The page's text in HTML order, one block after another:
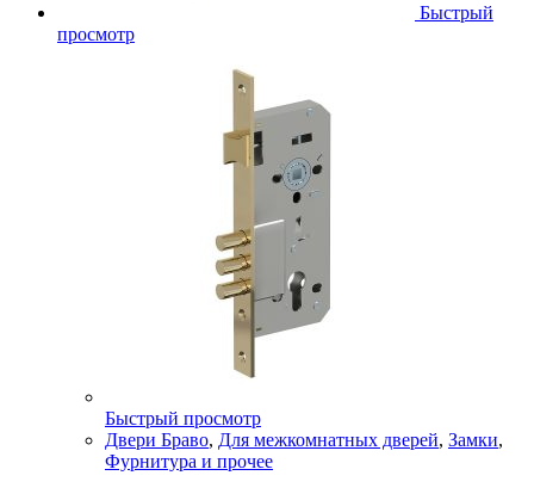
Быстрый
просмотр
Быстрый просмотр
Двери Браво, Для межкомнатных дверей, Замки,
Фурнитура и прочее